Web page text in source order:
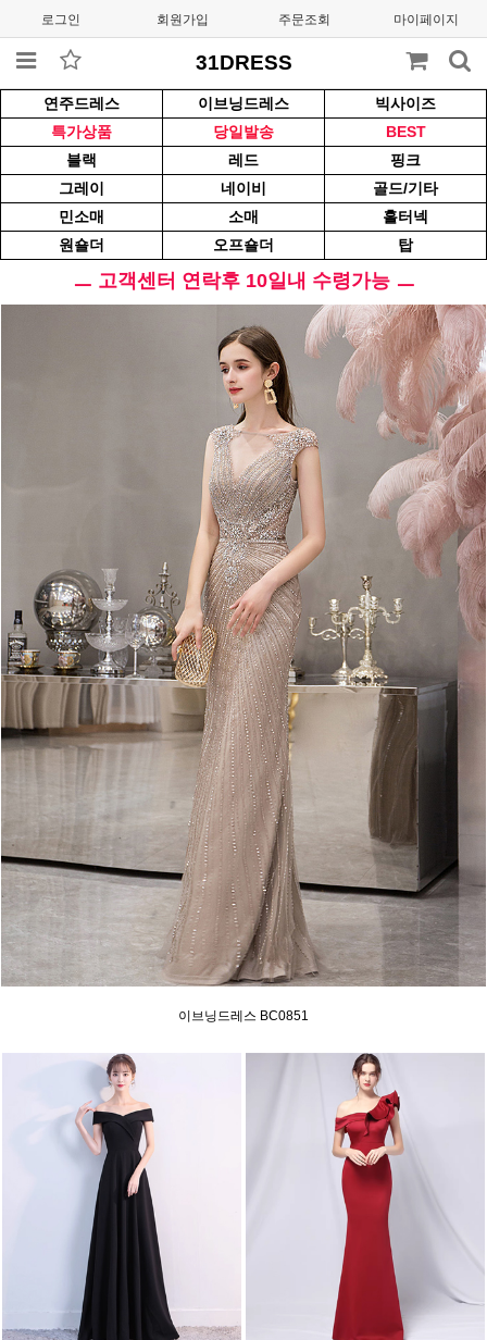
로그인 회원가입 주문조회 마이페이지
31DRESS
연주드레스 이브닝드레스
빅사이즈
특가상품
당일발송
BEST
블랙
레드
핑크
그레이
네이비
골드/기타
민소매
소매
홀터넥
원숄더
오프숄더 탑
ㅡ 고객센터 연락후 10일내 수령가능 ㅡ
이브닝드레스 BC0851